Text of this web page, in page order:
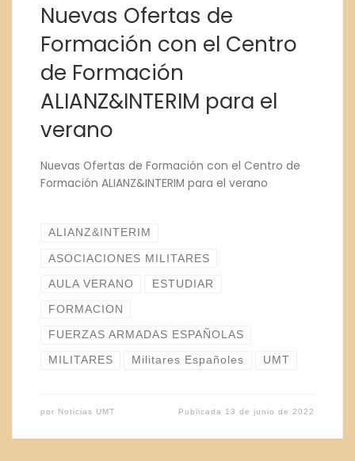
Nuevas Ofertas de
Formación con el Centro
de Formación
ALIANZ&INTERIM para el
verano
Nuevas Ofertas de Formación con el Centro de
Formación ALIANZ&INTERIM para el verano
ALIANZ&INTERIM
ASOCIACIONES MILITARES
AULA VERANO ESTUDIAR
FORMACION
FUERZAS ARMADAS ESPAÑOLAS
MILITARES Militares Españoles UMT
por Noticias UMT Publicada 13 de junio de 2022